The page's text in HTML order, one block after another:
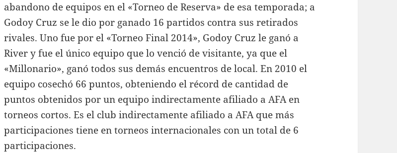
abandono de equipos en el «Torneo de Reserva» de esa temporada; a
Godoy Cruz se le dio por ganado 16 partidos contra sus retirados
rivales. Uno fue por el «Torneo Final 2014», Godoy Cruz le ganó a
River y fue el único equipo que lo venció de visitante, ya que el
«Millonario», ganó todos sus demás encuentros de local. En 2010 el
equipo cosechó 66 puntos, obteniendo el récord de cantidad de
puntos obtenidos por un equipo indirectamente afiliado a AFA en
torneos cortos. Es el club indirectamente afiliado a AFA que más
participaciones tiene en torneos internacionales con un total de 6
participaciones.